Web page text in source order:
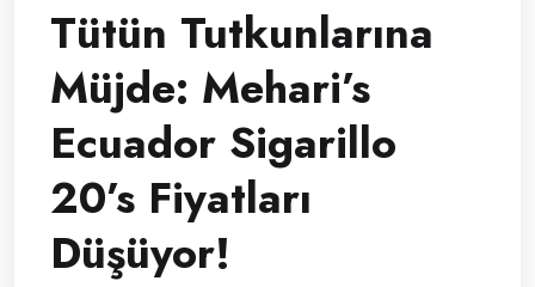
Tütün Tutkunlarına
Müjde: Mehari’s
Ecuador Sigarillo
20’s Fiyatları
Düşüyor!